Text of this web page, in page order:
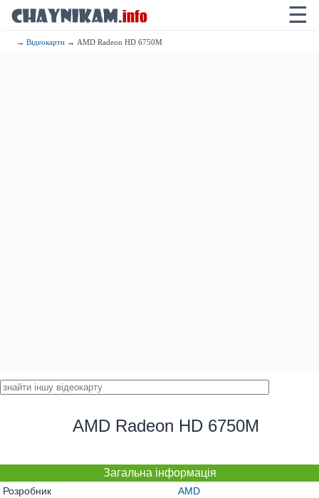
☰
→Відеокарти → AMD Radeon HD 6750M
AMD Radeon HD 6750M
Загальна інформація
Розробник
AMD